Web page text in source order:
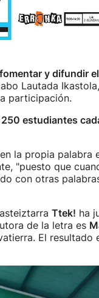
fomentar y difundir
Lautada
participación.
estudiantes
la propia palabra
"puesto que
con otras
Ttek! ha
de la letra es
El resultado